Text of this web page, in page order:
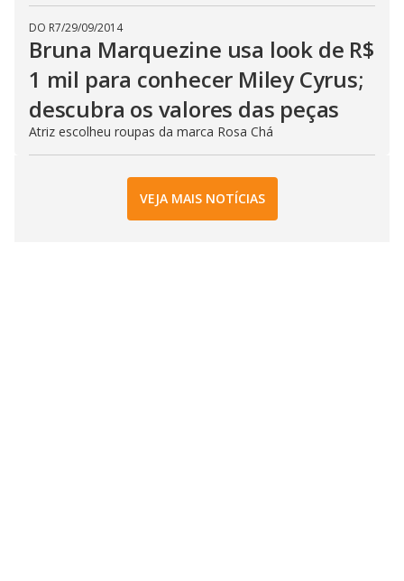
DO R7/29/09/2014
Bruna Marquezine usa look de R$
1 mil para conhecer Miley Cyrus;
descubra os valores das peças
Atriz escolheu roupas da marca Rosa Chá
VEJA MAIS NOTÍCIAS